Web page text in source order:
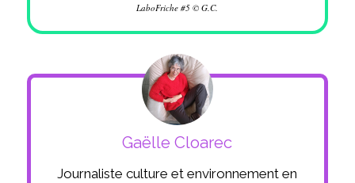
LaboFriche #5 © G.C.
Gaëlle Cloarec
Journaliste culture et environnement en